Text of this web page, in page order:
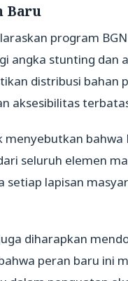
Baru
program
angka stunting dan
distribusi bahan
aksesibilitas
seluruh elemen
setiap lapisan
diharapkan
peran baru ini